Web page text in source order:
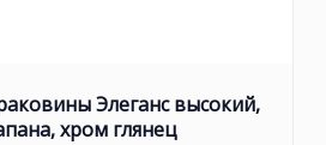
Элеганс высокий,
хром глянец